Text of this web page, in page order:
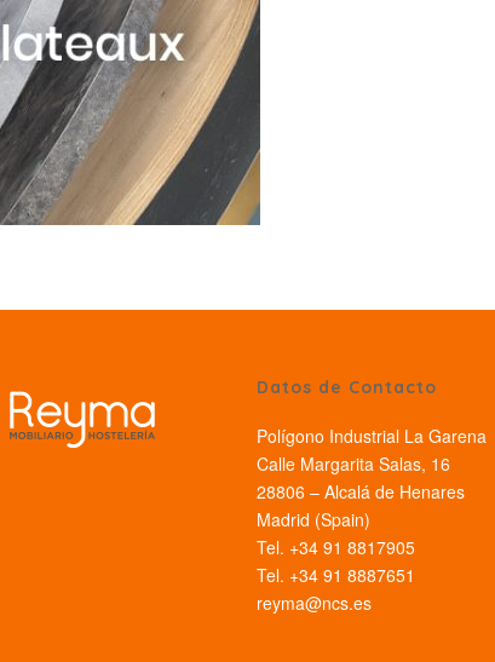
Datos de Contacto
Polígono Industrial La Garena
Calle Margarita Salas, 16
28806 – Alcalá de Henares
Madrid (Spain)
Tel. +34 91 8817905
Tel. +34 91 8887651
reyma@ncs.es